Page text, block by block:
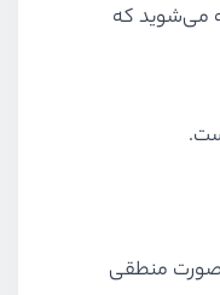
می‌شوید که
صورت منطقی